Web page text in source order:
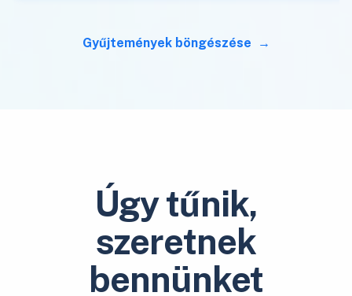
Gyűjtemények böngészése
Úgy tűnik,
szeretnek
bennünket